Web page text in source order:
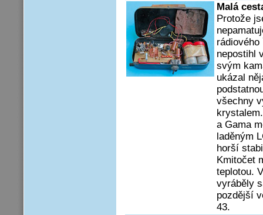
Malá
Protože
nepostihl
svým
ukázal
všechny
a Gama
laděným
horší
Kmitočet
teplotou.
vyráběly
pozdější
43.